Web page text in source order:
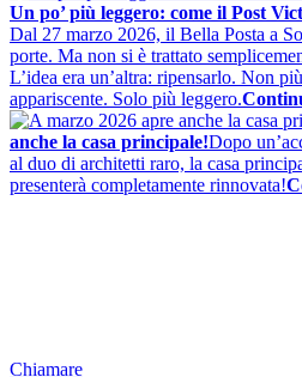
Un po’ più leggero: come il Post
Dal 27 marzo 2026, il Bella Posta a
porte. Ma non si è trattato
L’idea era un’altra: ripensarlo. Non
appariscente. Solo più leggero.
anche la casa principale!Dopo
al duo di architetti raro, la casa
presenterà completamente rinnovata!
Chiamare